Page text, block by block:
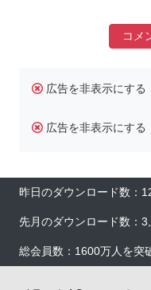
コメ
広告を非表示にする
広告を非表示にする
昨日のダウンロード数：
先月のダウンロード数：
総会員数：1600万人を突